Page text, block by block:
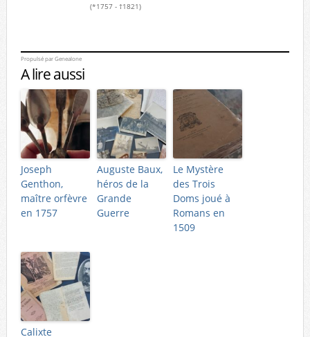
(*1757 - †1821)
Propulsé par Genealone
A lire aussi
Joseph
Genthon,
maître orfèvre
en 1757
Auguste Baux,
héros de la
Grande
Guerre
Le Mystère
des Trois
Doms joué à
Romans en
1509
Calixte